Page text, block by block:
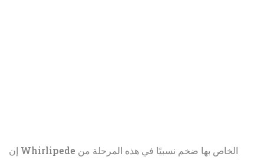
إن Whirlipede الخاص بها ضخم نسبيًا في هذه المرحلة من